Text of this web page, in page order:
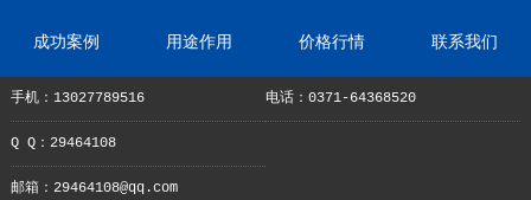
成功案例 用途作用 价格行情 联系我们
手机：13027789516 电话：0371-64368520
Q Q：29464108
邮箱：29464108@qq.com